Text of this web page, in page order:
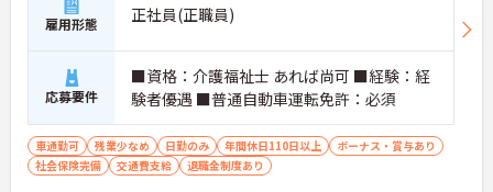
→ 幅広い経験を積みながらスキルアップを目指せま
す♪
■ 安定収入を目指せる職場
収入面も大切にしながら働ける環境です
・月給247,000円です
・賞与支給実績があります
雇用形態 正社員(正職員)
応募要件
■資格：介護福祉士 あれば尚可 ■経験：経
験者優遇 ■普通自動車運転免許：必須
車通勤可 残業少なめ 日勤のみ 年間休日110日以上
ボーナス・賞与あり
社会保険完備
交通費支給 退職金制度あり